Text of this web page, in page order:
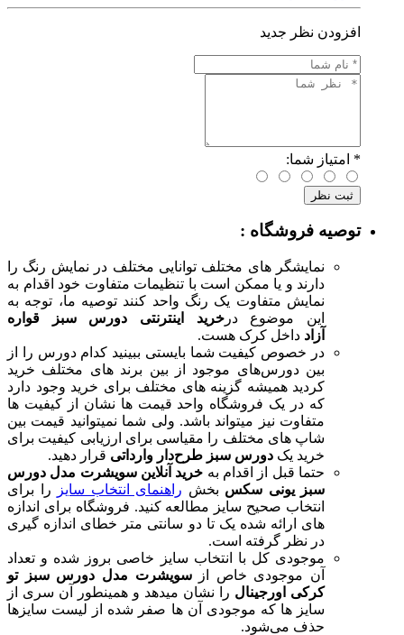
افزودن نظر جدید
* امتیاز شما:
توصیه فروشگاه :
نمایشگر های مختلف توانایی مختلف در نمایش رنگ را
دارند و یا ممکن است با تنظیمات متفاوت خود اقدام به
نمایش متفاوت یک رنگ واحد کنند توصیه ما، توجه به
این موضوع درخرید اینترنتی دورس سبز قواره
آزاد داخل کرک هست.
در خصوص کیفیت شما بایستی ببینید کدام دورس را از
بین دورس‌های موجود از بین برند های مختلف خرید
کردید همیشه گزینه های مختلف برای خرید وجود دارد
که در یک فروشگاه واحد قیمت ها نشان از کیفیت ها
متفاوت نیز میتواند باشد. ولی شما نمیتوانید قیمت بین
شاپ های مختلف را مقیاسی برای ارزیابی کیفیت برای
خرید یک دورس سبز طرح‌دار وارداتی قرار دهید.
حتما قبل از اقدام به خرید آنلاین سویشرت مدل دورس
سبز یونی سکس بخش راهنمای انتخاب سایز
را برای
انتخاب صحیح سایز مطالعه کنید. فروشگاه برای اندازه
های ارائه شده یک تا دو سانتی متر خطای اندازه گیری
در نظر گرفته است.
موجودی کل با انتخاب سایز خاصی بروز شده و تعداد
آن موجودی خاص ازسویشرت مدل دورس سبز تو
کرکی اورجینال را نشان میدهد و همینطور آن سری از
سایز ها که موجودی آن ها صفر شده از لیست سایزها
حذف می‌شود.